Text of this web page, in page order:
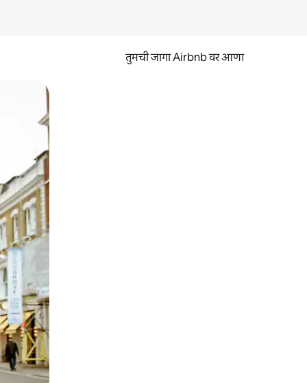
तुमची जागा Airbnb वर आणा